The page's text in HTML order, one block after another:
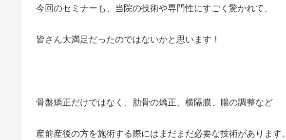
今回のセミナーも、当院の技術や専門性にすごく驚かれて、
皆さん大満足だったのではないかと思います！
骨盤矯正だけではなく、肋骨の矯正、横隔膜、腸の調整など
産前産後の方を施術する際にはまだまだ必要な技術があります。